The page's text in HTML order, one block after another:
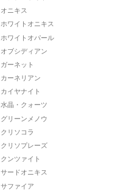
オニキス
ホワイトオニキス
ホワイトオパール
オブシディアン
ガーネット
カーネリアン
カイヤナイト
水晶・クォーツ
グリーンメノウ
クリソコラ
クリソプレーズ
クンツァイト
サードオニキス
サファイア